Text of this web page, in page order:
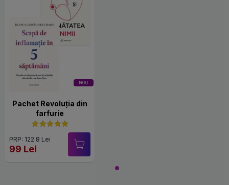
NOU
Pachet Revoluția din
farfurie
PRP: 122.8 Lei
99 Lei